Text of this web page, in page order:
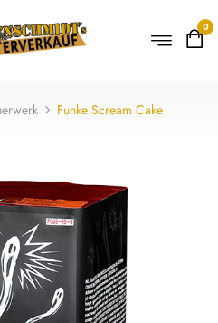
0
Funke Scream Cake